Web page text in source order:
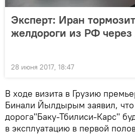
Эксперт: Иран
желдороги из РФ
28 июня 2017, 18:47
В ходе визита в Грузию
Бинали Йылдырым заявил,
дорога"Баку-Тбилиси-Карс"
в эксплуатацию в первой